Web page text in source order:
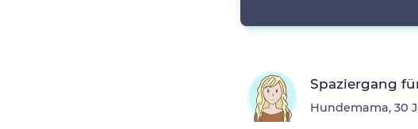
Spaziergang
Hundemama, 30